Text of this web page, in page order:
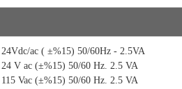
24Vdc/ac ( ±%15) 50/60Hz - 2.5VA
24 V ac (±%15) 50/60 Hz. 2.5 VA
115 Vac (±%15) 50/60 Hz. 2.5 VA